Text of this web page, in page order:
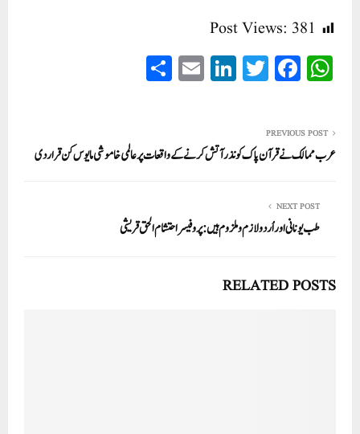
Post Views: 381
W
ha
A
pp
Fa
ce
ok
T
wi
r
Li
nk
In
E
m
PREVIOUS POST
عرب ممالک نے قرآن پاک کو نذرآتش کرنے کےواقعات پرعالمی خاموشی مایوس کن قرار دی
NEXT POST
طب یونانی اور اُردو لازم و ملزوم ہیں: پروفیسر احتشام الحق قریشی
RELATED POSTS